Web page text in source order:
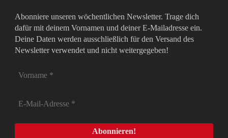
Abonniere unseren wöchentlichen Newsletter. Trage dich
dafür mit deinem Vornamen und deiner E-Mailadresse ein.
Deine Daten werden ausschließlich für den Versand des
Newsletter verwendet und nicht weitergegeben!